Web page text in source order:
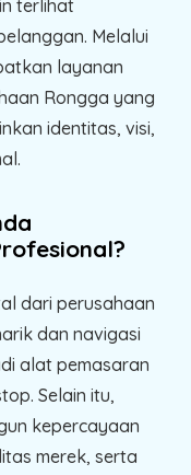
terlihat
Melalui
layanan
Rongga yang
identitas, visi,
dari perusahaan
dan navigasi
alat pemasaran
Selain itu,
kepercayaan
merek, serta